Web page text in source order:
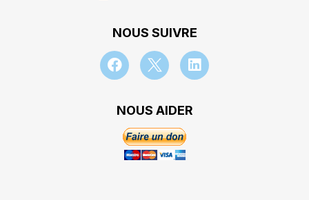
NOUS SUIVRE
NOUS AIDER